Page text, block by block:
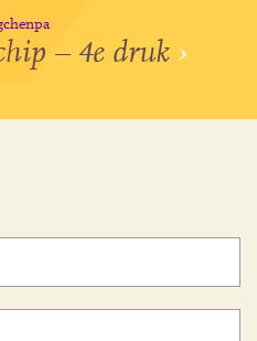
– 4e druk ›